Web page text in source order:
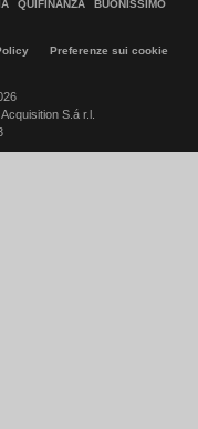
QUIFINANZA
BUONISSIMO
Preferenze sui cookie
S.á r.l.